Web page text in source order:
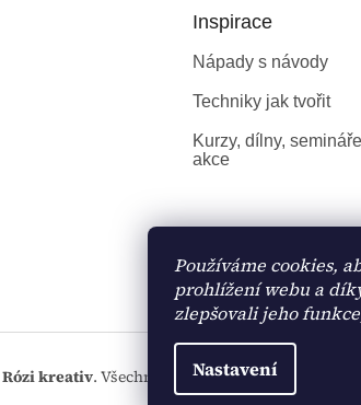
Používáme cookies,
prohlížení webu a
zlepšovali jeho
Nastavení
Inspirace
Nápady s návody
Techniky jak tvořit
Kurzy, dílny,
akce
Rózi kreativ. Všechna práva vyhrazena.